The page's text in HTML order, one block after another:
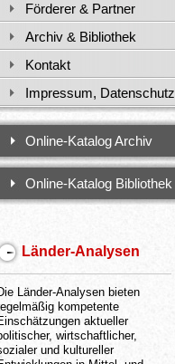
Förderer & Partner
Archiv & Bibliothek
Kontakt
Impressum, Datenschutz
Online-Katalog Archiv
Online-Katalog Bibliothek
Länder-Analysen
Länder-Analysen bieten
kompetente
aktueller
wirtschaftlicher,
und kultureller